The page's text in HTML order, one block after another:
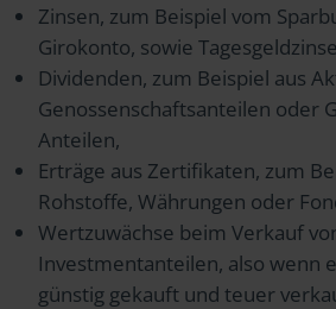
Zinsen, zum Beispiel vom
Girokonto, sowie
Dividenden, zum Beispiel aus
Genossenschaftsanteilen oder
Anteilen,
Erträge aus Zertifikaten, zum
Rohstoffe, Währungen oder
Wertzuwächse beim Verkauf
Investmentanteilen, also wenn
günstig gekauft und teuer